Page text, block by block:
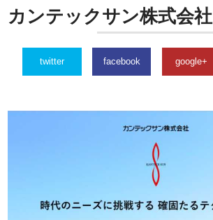
カンテックサン株式会社
twitter facebook google+